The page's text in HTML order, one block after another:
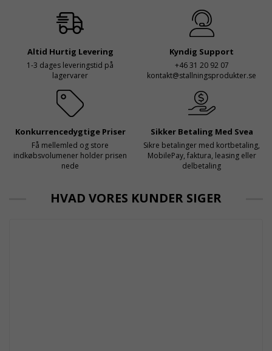
med en leverantör som
både har rätt produkter
och e
rullställningar, med s
Altid Hurtig Levering
1-3 dages leveringstid på
lagervarer
Kyndig Support
+46 31 20 92 07
kontakt@stallningsprodukter.se
Konkurrencedygtige Priser
Få mellemled og store
indkøbsvolumener holder prisen
nede
Sikker Betaling Med Svea
Sikre betalinger med kortbetaling,
MobilePay, faktura, leasing eller
delbetaling
HVAD VORES KUNDER SIGER